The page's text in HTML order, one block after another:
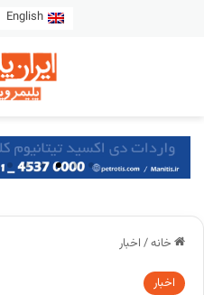
English
خانه/ اخبار
اخبار